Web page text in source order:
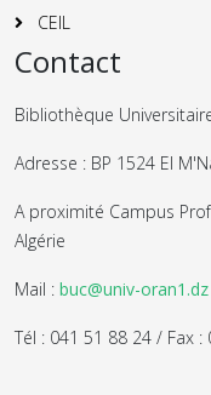
CEIL
Contact
Bibliothèque
Adresse : BP 1524 El
A proximité Campus
Algérie
Mail : buc@univ-oran1.dz
Tél : 041 51 88 24 / Fax :